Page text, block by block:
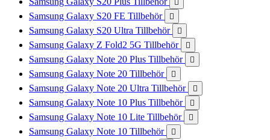

Samsung Galaxy S20 FE Tillbehör 
Samsung Galaxy S20 Ultra Tillbehör 
Samsung Galaxy Z Fold2 5G Tillbehör 
Samsung Galaxy Note 20 Plus Tillbehör 
Samsung Galaxy Note 20 Tillbehör 
Samsung Galaxy Note 20 Ultra Tillbehör 
Samsung Galaxy Note 10 Plus Tillbehör 
Samsung Galaxy Note 10 Lite Tillbehör 
Samsung Galaxy Note 10 Tillbehör 